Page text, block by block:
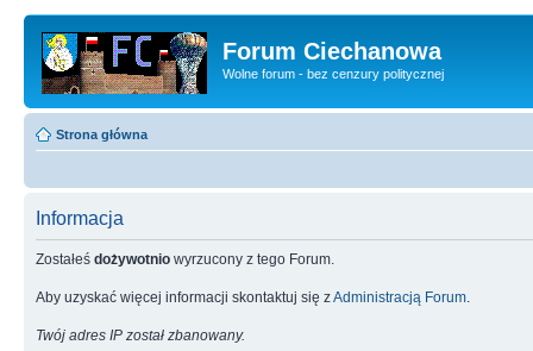
Forum Ciechanowa
Wolne forum - bez cenzury politycznej
Strona główna
Informacja
Zostałeś dożywotnio wyrzucony z tego Forum.
Aby uzyskać więcej informacji skontaktuj się zAdministracją Forum
Twój adres IP został zbanowany.